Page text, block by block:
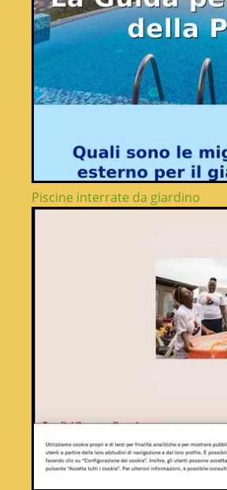
Piscine interrate da giardino